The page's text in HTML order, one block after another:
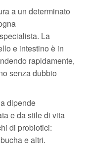
a un determinato
La
e intestino è in
rapidamente,
senza dubbio
dipende
e da stile di vita
di probiotici:
e altri.